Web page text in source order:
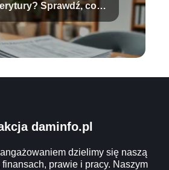
Sprawdź, co
wiedzieć!
daminfo.pl
dzielimy się naszą
prawie i pracy. Naszym